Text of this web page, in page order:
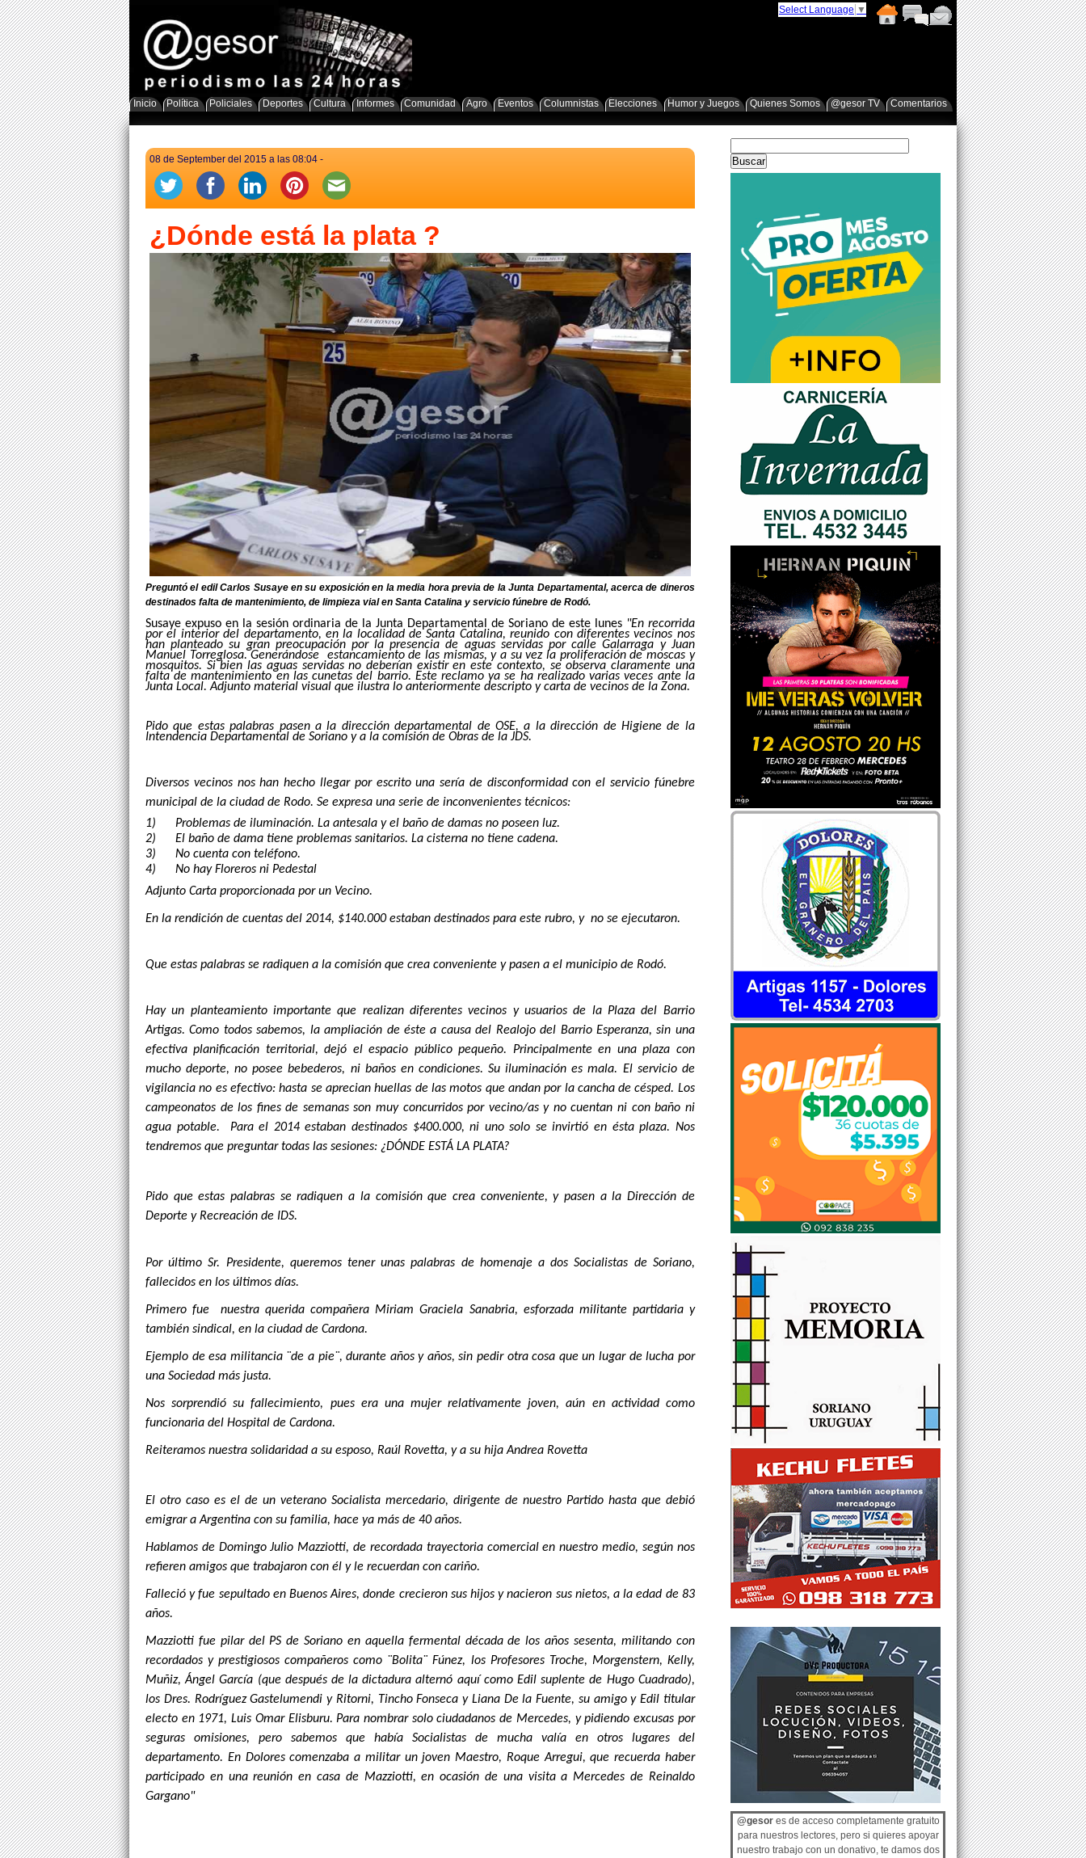
Select Language ▼
Inicio Política Policiales Deportes Cultura Informes Comunidad Agro Eventos Columnistas Elecciones Humor y Juegos Quienes Somos @gesor TV Comentarios
@gesores de acceso completamente gratuito
para nuestros lectores, pero si quieres apoyar
nuestro trabajo con un donativo, te damos dos
08 de September del 2015 a las 08:04 -
¿Dónde está la plata ?
Preguntó el edil Carlos Susaye en su exposición en la media hora previa de la Junta Departamental, acerca de dineros
destinados falta de mantenimiento, de limpieza vial en Santa Catalina y servicio fúnebre de Rodó.
Susaye expuso en la sesión ordinaria de la Junta Departamental de Soriano de este lunes "En recorrida
por el interior del departamento, en la localidad de Santa Catalina, reunido con diferentes vecinos nos
han planteado su gran preocupación por la presencia de aguas servidas por calle Galarraga y Juan
Manuel Torreglosa. Generándose estancamiento de las mismas, y a su vez la proliferación de moscas y
mosquitos. Si bien las aguas servidas no deberían existir en este contexto, se observa claramente una
falta de mantenimiento en las cunetas del barrio. Este reclamo ya se ha realizado varias veces ante la
Junta Local. Adjunto material visual que ilustra lo anteriormente descripto y carta de vecinos de la Zona.
Pido que estas palabras pasen a la dirección departamental de OSE, a la dirección de Higiene de la
Intendencia Departamental de Soriano y a la comisión de Obras de la JDS.
Diversos vecinos nos han hecho llegar por escrito una sería de disconformidad con el servicio fúnebre
municipal de la ciudad de Rodo. Se expresa una serie de inconvenientes técnicos:
1) Problemas de iluminación. La antesala y el baño de damas no poseen luz.
2) El baño de dama tiene problemas sanitarios. La cisterna no tiene cadena.
3) No cuenta con teléfono.
4) No hay Floreros ni Pedestal
Adjunto Carta proporcionada por un Vecino.
En la rendición de cuentas del 2014, $140.000 estaban destinados para este rubro, y no se ejecutaron.
Que estas palabras se radiquen a la comisión que crea conveniente y pasen a el municipio de Rodó.
Hay un planteamiento importante que realizan diferentes vecinos y usuarios de la Plaza del Barrio
Artigas. Como todos sabemos, la ampliación de éste a causa del Realojo del Barrio Esperanza, sin una
efectiva planificación territorial, dejó el espacio público pequeño. Principalmente en una plaza con
mucho deporte, no posee bebederos, ni baños en condiciones. Su iluminación es mala. El servicio de
vigilancia no es efectivo: hasta se aprecian huellas de las motos que andan por la cancha de césped. Los
campeonatos de los fines de semanas son muy concurridos por vecino/as y no cuentan ni con baño ni
agua potable. Para el 2014 estaban destinados $400.000, ni uno solo se invirtió en ésta plaza. Nos
tendremos que preguntar todas las sesiones: ¿DÓNDE ESTÁ LA PLATA?
Pido que estas palabras se radiquen a la comisión que crea conveniente, y pasen a la Dirección de
Deporte y Recreación de IDS.
Por último Sr. Presidente, queremos tener unas palabras de homenaje a dos Socialistas de Soriano,
fallecidos en los últimos días.
Primero fue nuestra querida compañera Miriam Graciela Sanabria, esforzada militante partidaria y
también sindical, en la ciudad de Cardona.
Ejemplo de esa militancia ¨de a pie¨, durante años y años, sin pedir otra cosa que un lugar de lucha por
una Sociedad más justa.
Nos sorprendió su fallecimiento, pues era una mujer relativamente joven, aún en actividad como
funcionaria del Hospital de Cardona.
Reiteramos nuestra solidaridad a su esposo, Raúl Rovetta, y a su hija Andrea Rovetta
El otro caso es el de un veterano Socialista mercedario, dirigente de nuestro Partido hasta que debió
emigrar a Argentina con su familia, hace ya más de 40 años.
Hablamos de Domingo Julio Mazziotti, de recordada trayectoria comercial en nuestro medio, según nos
refieren amigos que trabajaron con él y le recuerdan con cariño.
Falleció y fue sepultado en Buenos Aires, donde crecieron sus hijos y nacieron sus nietos, a la edad de 83
años.
Mazziotti fue pilar del PS de Soriano en aquella fermental década de los años sesenta, militando con
recordados y prestigiosos compañeros como ¨Bolita¨ Fúnez, los Profesores Troche, Morgenstern, Kelly,
Muñiz, Ángel García (que después de la dictadura alternó aquí como Edil suplente de Hugo Cuadrado),
los Dres. Rodríguez Gastelumendi y Ritorni, Tincho Fonseca y Liana De la Fuente, su amigo y Edil titular
electo en 1971, Luis Omar Elisburu. Para nombrar solo ciudadanos de Mercedes, y pidiendo excusas por
seguras omisiones, pero sabemos que había Socialistas de mucha valía en otros lugares del
departamento. En Dolores comenzaba a militar un joven Maestro, Roque Arregui, que recuerda haber
participado en una reunión en casa de Mazziotti, en ocasión de una visita a Mercedes de Reinaldo
Gargano"